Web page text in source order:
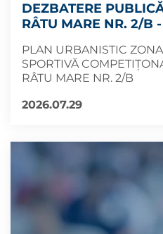
DEZBATERE
RÂTU MARE NR. 2/B
PLAN URBANISTIC
SPORTIVĂ
RÂTU MARE NR. 2/B
2026.07.29